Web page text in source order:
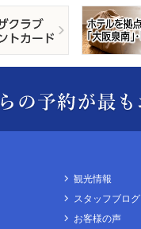
観光情報
スタッフブログ
お客様の声